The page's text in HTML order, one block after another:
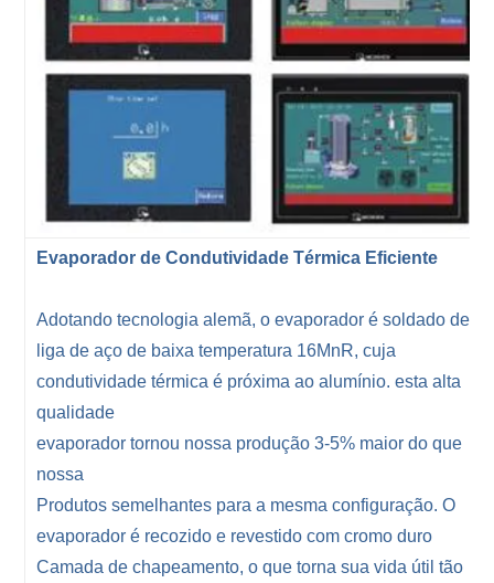
Evaporador de Condutividade Térmica Eficiente
Adotando tecnologia alemã, o evaporador é soldado de
liga de aço de baixa temperatura 16MnR, cuja
condutividade térmica é próxima ao alumínio. esta alta
qualidade
evaporador tornou nossa produção 3-5% maior do que
nossa
Produtos semelhantes para a mesma configuração. O
evaporador é recozido e revestido com cromo duro
Camada de chapeamento, o que torna sua vida útil tão